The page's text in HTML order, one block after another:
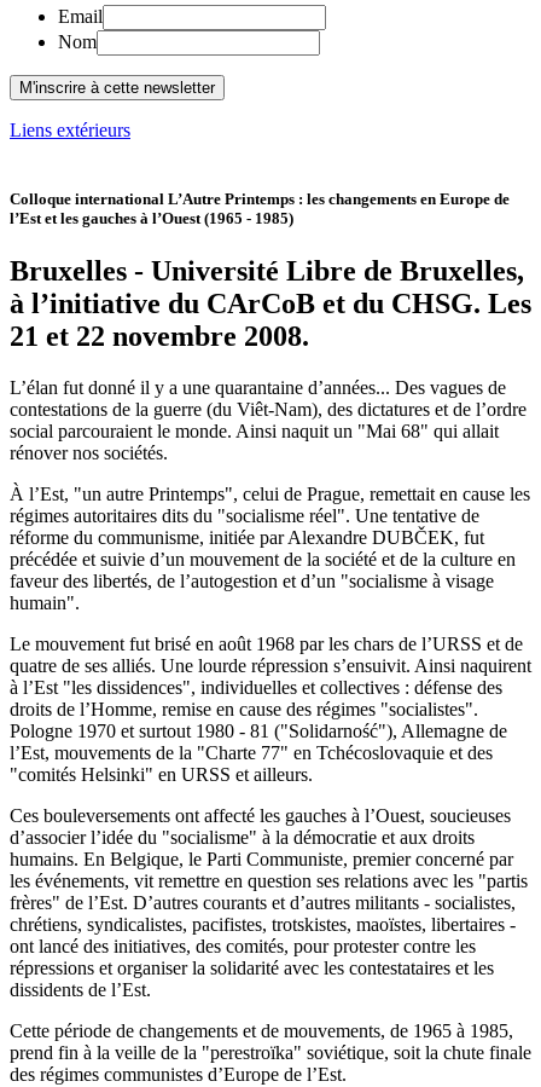
Email
Nom
Liens extérieurs
Colloque international L’Autre Printemps : les changements en Europe de
l’Est et les gauches à l’Ouest (1965 - 1985)
Bruxelles - Université Libre de Bruxelles,
à l’initiative du CArCoB et du CHSG. Les
21 et 22 novembre 2008.
L’élan fut donné il y a une quarantaine d’années... Des vagues de
contestations de la guerre (du Viêt-Nam), des dictatures et de l’ordre
social parcouraient le monde. Ainsi naquit un "Mai 68" qui allait
rénover nos sociétés.
À l’Est, "un autre Printemps", celui de Prague, remettait en cause les
régimes autoritaires dits du "socialisme réel". Une tentative de
réforme du communisme, initiée par Alexandre DUBČEK, fut
précédée et suivie d’un mouvement de la société et de la culture en
faveur des libertés, de l’autogestion et d’un "socialisme à visage
humain".
Le mouvement fut brisé en août 1968 par les chars de l’URSS et de
quatre de ses alliés. Une lourde répression s’ensuivit. Ainsi naquirent
à l’Est "les dissidences", individuelles et collectives : défense des
droits de l’Homme, remise en cause des régimes "socialistes".
Pologne 1970 et surtout 1980 - 81 ("Solidarność"), Allemagne de
l’Est, mouvements de la "Charte 77" en Tchécoslovaquie et des
"comités Helsinki" en URSS et ailleurs.
Ces bouleversements ont affecté les gauches à l’Ouest, soucieuses
d’associer l’idée du "socialisme" à la démocratie et aux droits
humains. En Belgique, le Parti Communiste, premier concerné par
les événements, vit remettre en question ses relations avec les "partis
frères" de l’Est. D’autres courants et d’autres militants - socialistes,
chrétiens, syndicalistes, pacifistes, trotskistes, maoïstes, libertaires -
ont lancé des initiatives, des comités, pour protester contre les
répressions et organiser la solidarité avec les contestataires et les
dissidents de l’Est.
Cette période de changements et de mouvements, de 1965 à 1985,
prend fin à la veille de la "perestroïka" soviétique, soit la chute finale
des régimes communistes d’Europe de l’Est.